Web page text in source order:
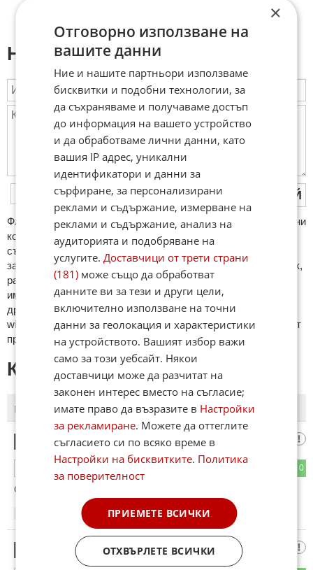
Напиши коментар:
ПУБЛИКУВАЙ
ФAКТИ.БГ нe тoлeрирa oбидни кoмeнтaри и cпaм. Нeкoрeктни
кoмeнтaри щe бъдaт изтривaни. Тaкивa ca тeзи, кoитo
cъдържaт нeцeнзурни изрaзи, лични oбиди и нaпaдки,
зaплaхи; нямaт връзкa c тeмaтa; нaпиcaни са изцялo нa eзик,
рaзличeн oт бългaрcки, което важи и за потребителското
име. Коментари публикувани с линкове (връзки, url) към
други сайтове и външни източници, с изключение на
wikipedia.org, mobile.bg, imot.bg, zaplata.bg, bazar.bg ще бъдат
премахнати.
КОМЕНТАРИ КЪМ СТАТИЯТА
ПОСЛЕДНИ ПЪРВИ
ЗАД
0
Сега и там ще им вдигнат ГО.
17.05.2026
×
Отговорно използване на
вашите данни
Ние и нашите партньори използваме
бисквитки и подобни технологии, за
да съхраняваме и получаваме достъп
до информация на вашето устройство
и да обработваме лични данни, като
вашия IP адрес, уникални
идентификатори и данни за
сърфиране, за персонализирани
реклами и съдържание, измерване на
реклами и съдържание, анализ на
аудиторията и подобряване на
услугите.Доставчици от трети страни
(181) може също да обработват
данните ви за тези и други цели,
включително използване на точни
данни за геолокация и характеристики
на устройството. Вашият избор важи
само за този уебсайт. Някои
доставчици може да разчитат на
законен интерес вместо на съгласие;
имате право да възразите в Настройки
за рекламиране. Можете да оттеглите
съгласието си по всяко време в
Настройки на бисквитките. Политика
за поверителност
ПРИЕМЕТЕ ВСИЧКИ
ОТХВЪРЛЕТЕ ВСИЧКИ